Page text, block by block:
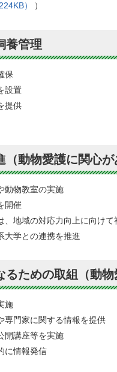
） ）
養管理
保
設置
提供
（動物愛護に関心が
動物教室の実施
開催
地域の対応力向上に向けて
大学との連携を推進
るための取組（動
施
専門家に関する情報を提供
開講座等を実施
に情報発信